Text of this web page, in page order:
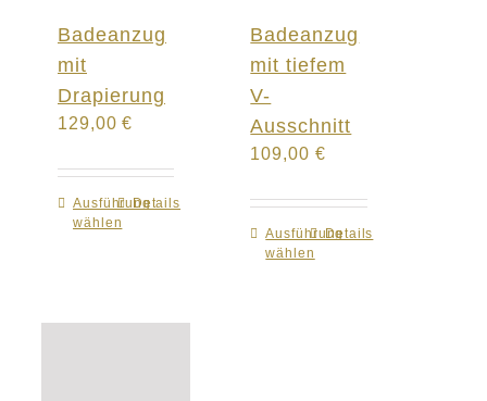
Badeanzug
mit
Drapierung
129,00€
Ausführung
wählen
Dieses
Produkt
Details
Badeanzug
mit tiefem
V-
Ausschnitt
109,00 €
Ausführung
wählen
Dieses
Produkt
Details